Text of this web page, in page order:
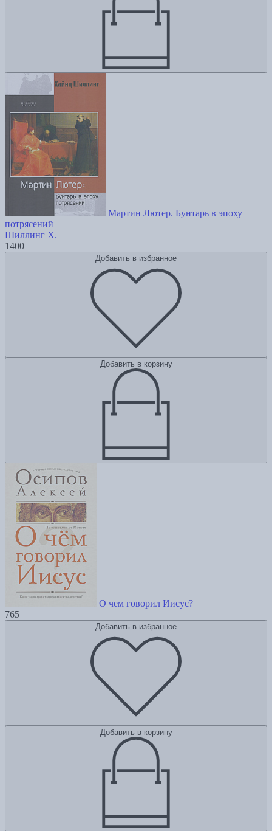
Мартин Лютер. Бунтарь в эпоху
потрясений
Шиллинг Х.
1400
Добавить в избранное
Добавить в корзину
О чем говорил Иисус?
765
Добавить в избранное
Добавить в корзину